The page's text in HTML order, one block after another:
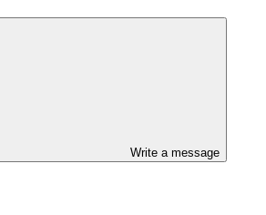
Write a message